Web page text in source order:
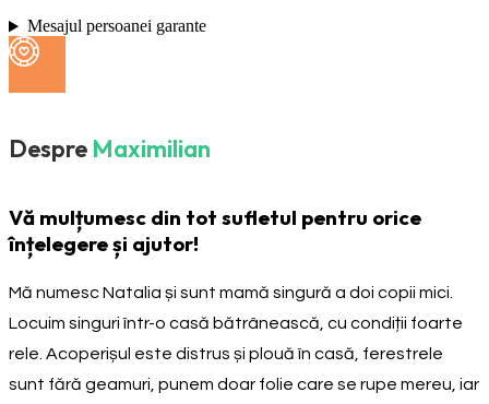
Mesajul persoanei garante
Despre Maximilian
Vă mulțumesc din tot sufletul pentru orice
înțelegere și ajutor!
Mă numesc Natalia și sunt mamă singură a doi copii mici.
Locuim singuri într-o casă bătrânească, cu condiții foarte
rele. Acoperișul este distrus și plouă în casă, ferestrele
sunt fără geamuri, punem doar folie care se rupe mereu, iar